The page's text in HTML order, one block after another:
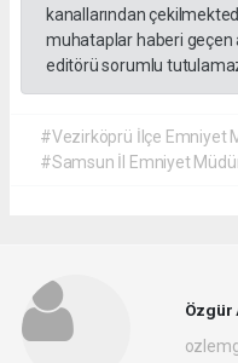
kanallarından
muhataplar haberi geçen
editörü sorumlu
#Vezirköprü İlçe Emniyet
#Samsun İl Emniyet
Özgür